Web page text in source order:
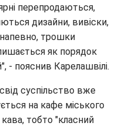
перепродаються,
дизайни, вивіски,
напевно, трошки
як порядок
- пояснив Карелашвілі.
суспільство вже
на кафе міського
тобто "класний